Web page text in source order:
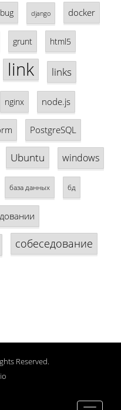
django docker
grunt html5
link links
nginx node.js
PostgreSQL
Ubuntu windows
база данных бд
собеседование
Reserved.